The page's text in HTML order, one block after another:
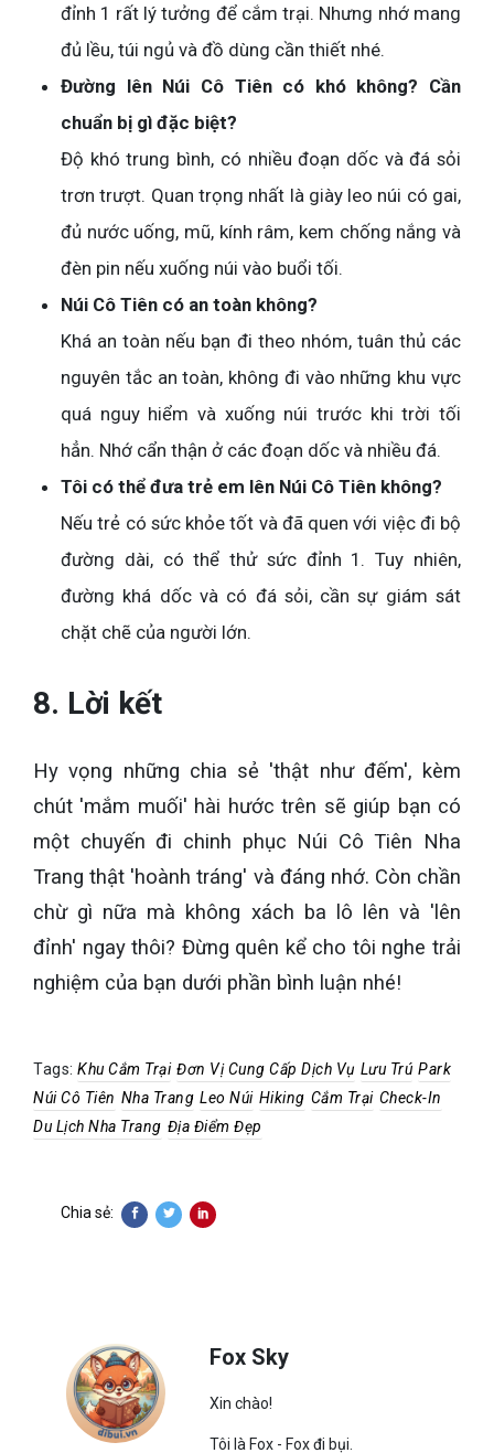
đỉnh 1 rất lý tưởng để cắm trại. Nhưng nhớ mang
đủ lều, túi ngủ và đồ dùng cần thiết nhé.
Đường lên Núi Cô Tiên có khó không? Cần
chuẩn bị gì đặc biệt?
Độ khó trung bình, có nhiều đoạn dốc và đá sỏi
trơn trượt. Quan trọng nhất là giày leo núi có gai,
đủ nước uống, mũ, kính râm, kem chống nắng và
đèn pin nếu xuống núi vào buổi tối.
Núi Cô Tiên có an toàn không?
Khá an toàn nếu bạn đi theo nhóm, tuân thủ các
nguyên tắc an toàn, không đi vào những khu vực
quá nguy hiểm và xuống núi trước khi trời tối
hẳn. Nhớ cẩn thận ở các đoạn dốc và nhiều đá.
Tôi có thể đưa trẻ em lên Núi Cô Tiên không?
Nếu trẻ có sức khỏe tốt và đã quen với việc đi bộ
đường dài, có thể thử sức đỉnh 1. Tuy nhiên,
đường khá dốc và có đá sỏi, cần sự giám sát
chặt chẽ của người lớn.
8. Lời kết
Hy vọng những chia sẻ 'thật như đếm', kèm
chút 'mắm muối' hài hước trên sẽ giúp bạn có
một chuyến đi chinh phục Núi Cô Tiên Nha
Trang thật 'hoành tráng' và đáng nhớ. Còn chần
chừ gì nữa mà không xách ba lô lên và 'lên
đỉnh' ngay thôi? Đừng quên kể cho tôi nghe trải
nghiệm của bạn dưới phần bình luận nhé!
Tags: Khu Cắm Trại Đơn Vị Cung Cấp Dịch Vụ Lưu Trú Park
Núi Cô Tiên Nha Trang Leo Núi Hiking Cắm Trại Check-In
Du Lịch Nha Trang Địa Điểm Đẹp
Chia sẻ:
Fox Sky
Xin chào!
Tôi là Fox - Fox đi bụi.